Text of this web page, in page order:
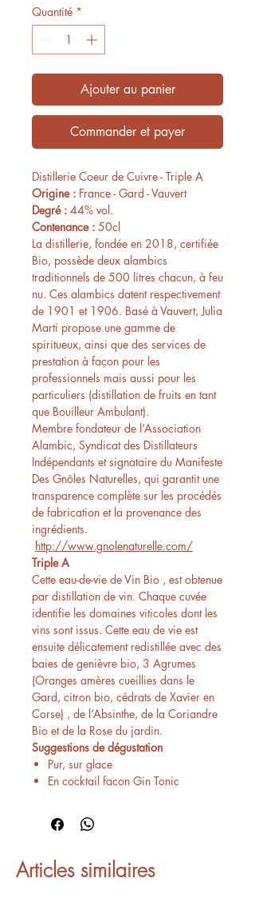
Quantité *
Ajouter au panier
Commander et payer
Distillerie Coeur de Cuivre - Triple A
Origine : France - Gard - Vauvert
Degré : 44% vol.
Contenance : 50cl
La distillerie, fondée en 2018, certifiée
Bio, possède deux alambics
traditionnels de 500 litres chacun, à feu
nu. Ces alambics datent respectivement
de 1901 et 1906. Basé à Vauvert, Julia
Marti propose une gamme de
spiritueux, ainsi que des services de
prestation à façon pour les
professionnels mais aussi pour les
particuliers (distillation de fruits en tant
que Bouilleur Ambulant).
Membre fondateur de l’Association
Alambic, Syndicat des Distillateurs
Indépendants et signataire du Manifeste
Des Gnôles Naturelles, qui garantit une
transparence complète sur les procédés
de fabrication et la provenance des
ingrédients.
http://www.gnolenaturelle.com/
Triple A
Cette eau-de-vie de Vin Bio , est obtenue
par distillation de vin. Chaque cuvée
identifie les domaines viticoles dont les
vins sont issus. Cette eau de vie est
ensuite délicatement redistillée avec des
baies de genièvre bio, 3 Agrumes
(Oranges amères cueillies dans le
Gard, citron bio, cédrats de Xavier en
Corse) , de l’Absinthe, de la Coriandre
Bio et de la Rose du jardin.
Suggestions de dégustation
Pur, sur glace
En cocktail facon Gin Tonic
Articles similaires